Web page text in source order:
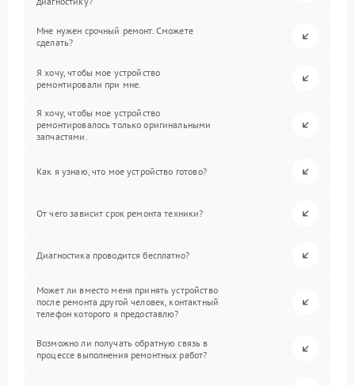
Мне нужен срочный ремонт. Сможете
сделать?
Я хочу, чтобы мое устройство
ремонтировали при мне.
Я хочу, чтобы мое устройство
ремонтировалось только оригинальными
запчастями.
Как я узнаю, что мое устройство готово?
От чего зависит срок ремонта техники?
Диагностика проводится бесплатно?
Может ли вместо меня принять устройство
после ремонта другой человек, контактный
телефон которого я предоставлю?
Возможно ли получать обратную связь в
процессе выполнения ремонтных работ?